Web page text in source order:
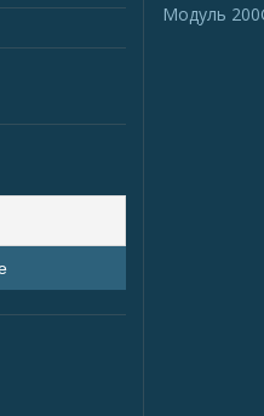
Модуль